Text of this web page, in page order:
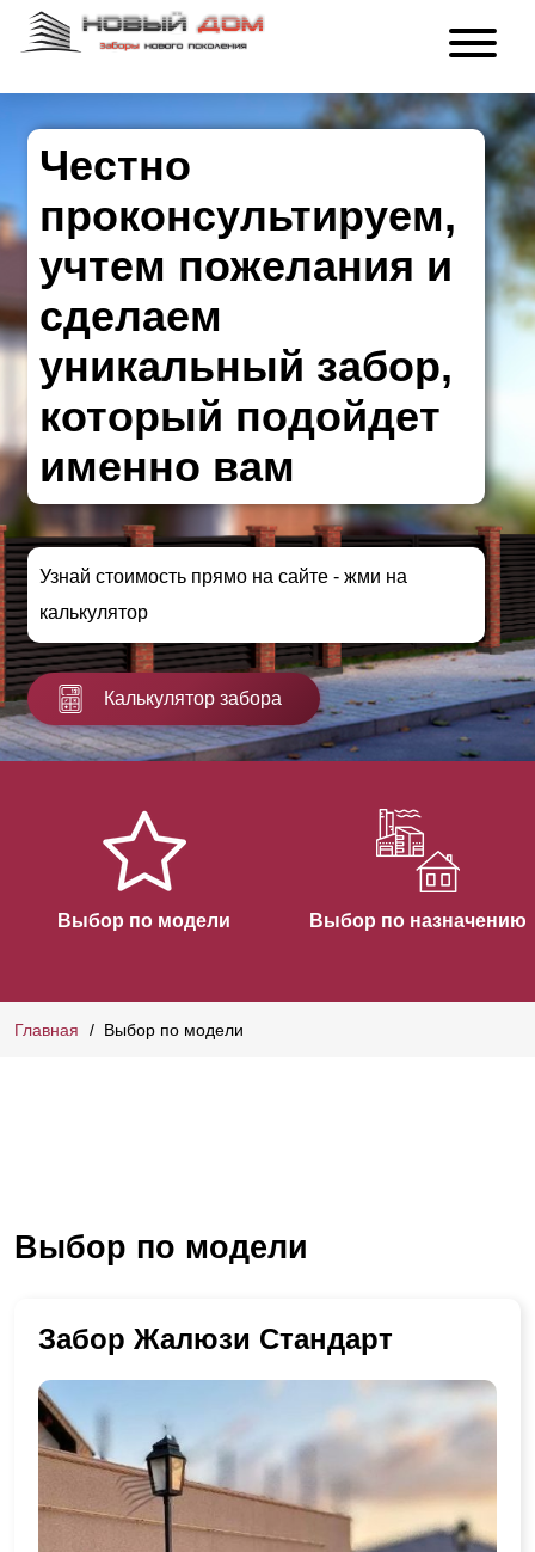
Честно
проконсультируем,
учтем пожелания и
сделаем
уникальный забор,
который подойдет
именно вам
Узнай стоимость прямо на сайте - жми на
калькулятор
Калькулятор забора
Выбор по модели Выбор по назначению
Главная Выбор по модели
Выбор по модели
Забор Жалюзи Стандарт